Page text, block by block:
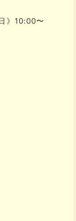
》10:00〜